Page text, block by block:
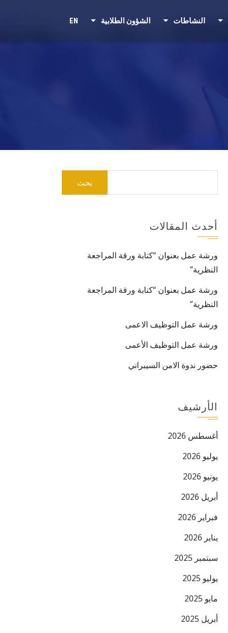
النشاطات الشؤون الطلابية EN
أحدث المقالات
ورشة عمل بعنوان “كتابة ورقة المراجعة
النظرية”
ورشة عمل بعنوان “كتابة ورقة المراجعة
النظرية”
ورشة عمل التوظيف الاعمى
ورشة عمل التوظيف الأعمى
حضور ندوة الامن السيبراني
الأرشيف
أغسطس 2026
يوليو 2026
يونيو 2026
أبريل 2026
فبراير 2026
يناير 2026
سبتمبر 2025
يوليو 2025
مايو 2025
أبريل 2025